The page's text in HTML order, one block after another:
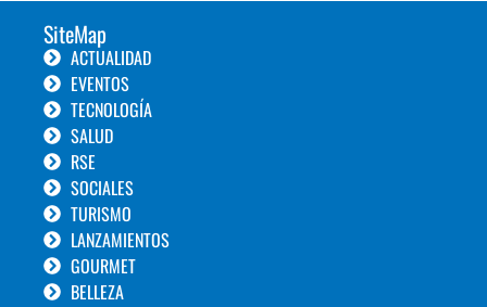
SiteMap
ACTUALIDAD
EVENTOS
TECNOLOGÍA
SALUD
RSE
SOCIALES
TURISMO
LANZAMIENTOS
GOURMET
BELLEZA